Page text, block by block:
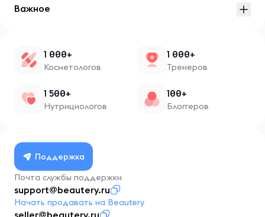
Важное
1 000+
Косметологов
1 000+
Тренеров
1 500+
Нутрициологов
100+
Блоггеров
Поддержка
Почта службы поддержки
support@beautery.ru
Начать продавать на Beautery
seller@beautery.ru